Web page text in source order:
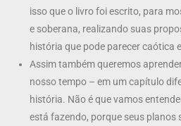
isso que o livro foi escrito, para
e soberana, realizando suas
história que pode parecer caótica
Assim também queremos
nosso tempo – em um capítulo
história. Não é que vamos
está fazendo, porque seus planos